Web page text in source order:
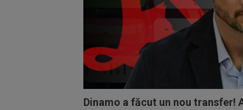
Dinamo a făcut un nou transfer!